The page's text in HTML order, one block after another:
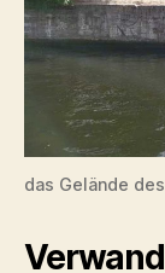
das Gelände